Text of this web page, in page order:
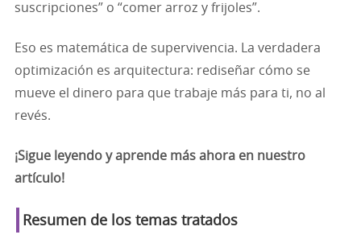
suscripciones” o “comer arroz y frijoles”.
Eso es matemática de supervivencia. La verdadera
optimización es arquitectura: rediseñar cómo se
mueve el dinero para que trabaje más para ti, no al
revés.
¡Sigue leyendo y aprende más ahora en nuestro
artículo!
Resumen de los temas tratados